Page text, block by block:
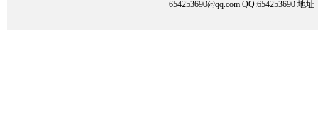
654253690@qq.com QQ:654253690 地